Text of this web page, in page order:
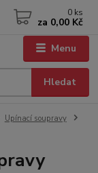
Menu
Hledat
0 ks
za 0,00 Kč
Upínací soupravy